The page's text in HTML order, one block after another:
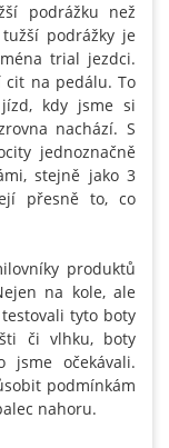
podrážku než
podrážky je
trial jezdci.
cit na pedálu. To
kdy jsme si
nachází. S
jednoznačně
stejně jako 3
přesně to, co
produktů
na kole, ale
tyto boty
či vlhku, boty
očekávali.
podmínkám
nahoru.